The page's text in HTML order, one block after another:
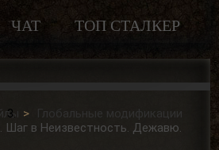
ЧАТ ТОП СТАЛКЕР
Глобальные модификации
Шаг в Неизвестность. Дежавю.